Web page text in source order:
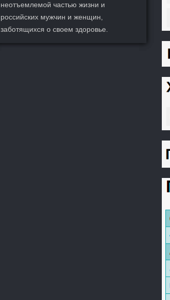
неотъемлемой частью жизни и
российских мужчин и женщин,
заботящихся о своем здоровье.